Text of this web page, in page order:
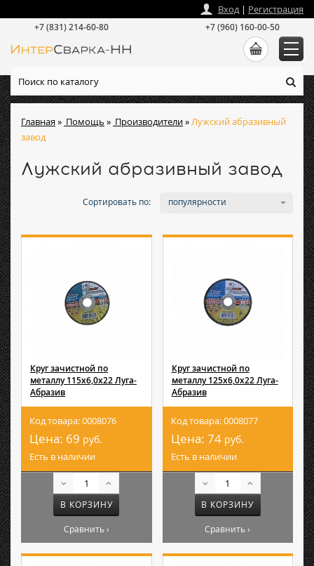
Главная» Помощь » Производители»Лужский абразивный
завод
Лужский абразивный завод
Сортировать по: популярности
Круг зачистной по
металлу 115х6,0х22 Луга-
Абразив
Код товара: 0008076
Цена: 69 руб.
Есть в наличии
В КОРЗИНУ
Сравнить ›
Круг зачистной по
металлу 125х6,0х22 Луга-
Абразив
Код товара: 0008077
Цена: 74руб.
Есть в наличии
В КОРЗИНУ
Сравнить ›
Вход| Регистрация
+7 (831) 214-60-80 +7 (960) 160-00-50